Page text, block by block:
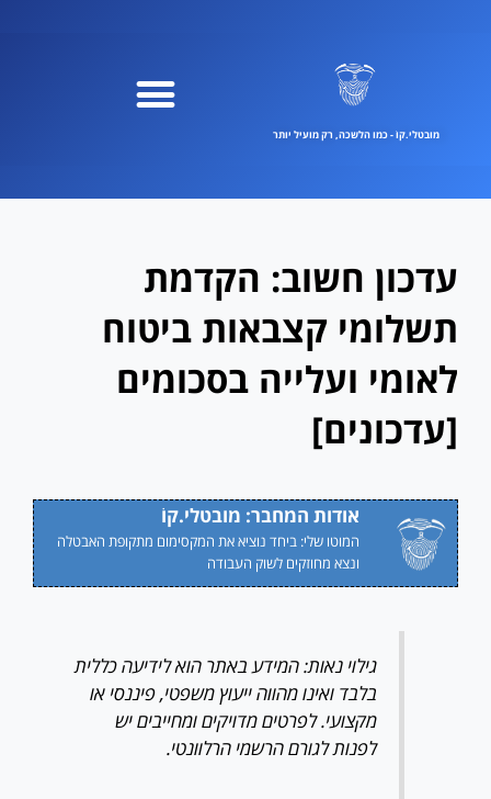
מובטלי.קוֹ - כמו הלשכה, רק מועיל יותר
עדכון חשוב: הקדמת
תשלומי קצבאות ביטוח
לאומי ועלייה בסכומים
[עדכונים]
אודות המחבר: מובטלי.קוֹ
המוטו שלי: ביחד נוציא את המקסימום מתקופת האבטלה
ונצא מחוזקים לשוק העבודה
גילוי נאות: המידע באתר הוא לידיעה כללית
בלבד ואינו מהווה ייעוץ משפטי, פיננסי או
מקצועי. לפרטים מדויקים ומחייבים יש
לפנות לגורם הרשמי הרלוונטי.